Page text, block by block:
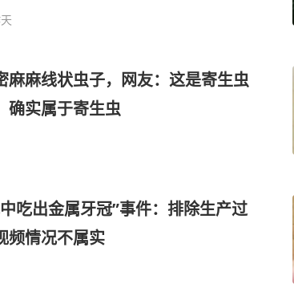
麻麻线状虫子，网友：这是寄生虫
确实属于寄生虫
吃出金属牙冠”事件：排除生产过
频情况不属实